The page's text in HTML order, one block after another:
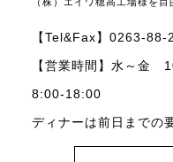
【Tel&Fax】0263-88-
【営業時間】水～
8:00-18:00
ディナーは前日までの